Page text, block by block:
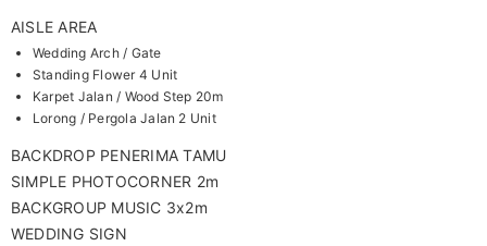
AISLE AREA
Wedding Arch / Gate
Standing Flower 4 Unit
Karpet Jalan / Wood Step 20m
Lorong / Pergola Jalan 2 Unit
BACKDROP PENERIMA TAMU
SIMPLE PHOTOCORNER 2m
BACKGROUP MUSIC 3x2m
WEDDING SIGN